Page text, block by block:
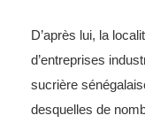
D’après lui, la
d’entreprises
sucrière
desquelles de